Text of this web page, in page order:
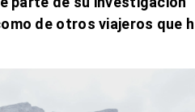
de otros viajeros que